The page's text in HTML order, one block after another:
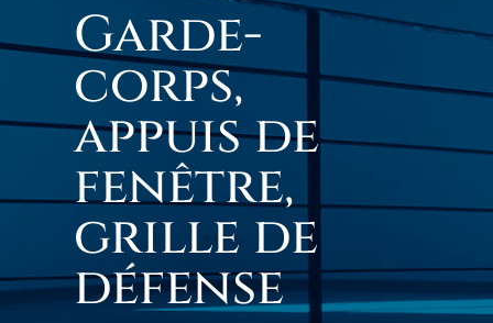
Garde-
corps,
appuis de
fenêtre,
grille de
défense